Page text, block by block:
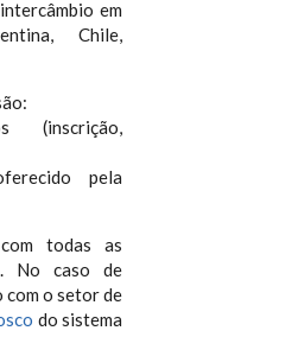
em
Chile,
(inscrição,
pela
todas as
. No caso de
com o setor de
do sistema